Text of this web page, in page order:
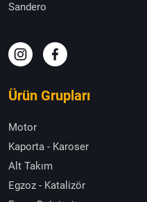
Sandero
Ürün Grupları
Motor
Kaporta - Karoser
Alt Takım
Egzoz - Katalizör